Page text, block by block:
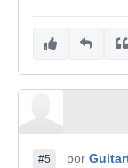
#5 por